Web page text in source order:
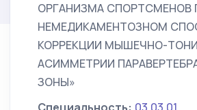
ОРГАНИЗМА СПОРТСМЕНОВ
НЕМЕДИКАМЕНТОЗНОМ
КОРРЕКЦИИ МЫШЕЧНО-
АСИММЕТРИИ
ЗОНЫ»